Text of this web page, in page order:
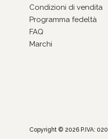
Condizioni di vendita
Programma fedeltà
FAQ
Marchi
Copyright © 2026 P.IVA: